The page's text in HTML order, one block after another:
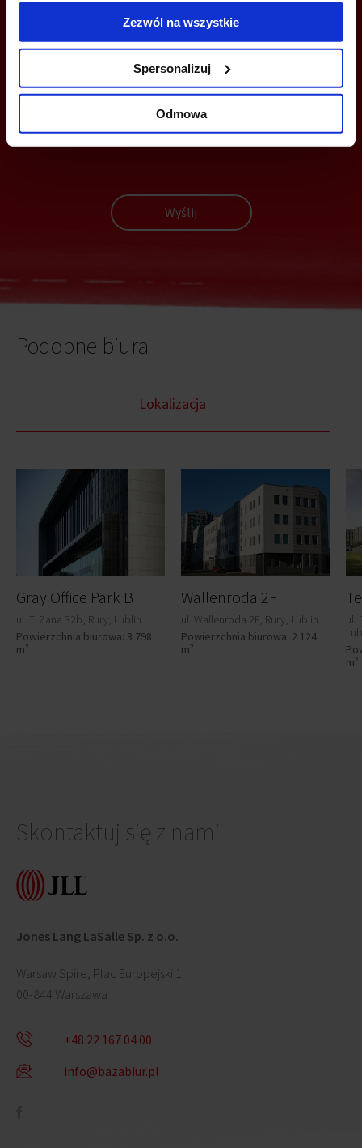
Zezwól na wszystkie
Spersonalizuj
Odmowa
MOŻESZ TEŻ ZOSTAWIĆ SWÓJ NUMER, A MY SKONTAKTUJEMY SIĘ
Wyślij
Podobne biura
Lokalizacja
Gray Office Park B
ul. T. Zana 32b, Rury, Lublin
Powierzchnia biurowa: 3 798
m²
Wallenroda 2F
ul. Wallenroda 2F, Rury, Lublin
Powierzchnia biurowa: 2 124
m²
ul.
m²
Skontaktuj się z nami
Jones Lang LaSalle Sp. z o.o.
Warsaw Spire, Plac Europejski 1
00-844 Warszawa
+48 22 167 04 00
info@bazabiur.pl